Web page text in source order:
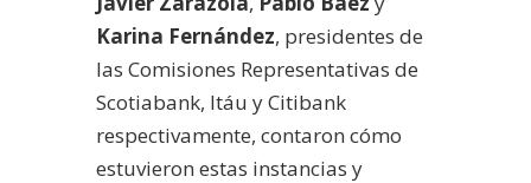
Karina Fernández, presidentes de
las Comisiones Representativas de
Scotiabank, Itáu y Citibank
respectivamente, contaron cómo
estuvieron estas instancias y